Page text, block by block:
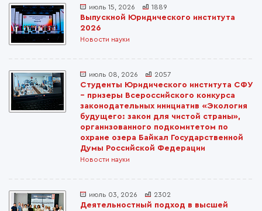
июль 15, 2026 1889
Выпускной Юридического института
2026
Новости науки
июль 08, 2026 2057
Студенты Юридического института СФУ
– призеры Всероссийского конкурса
законодательных инициатив «Экология
будущего: закон для чистой страны»,
организованного подкомитетом по
охране озера Байкал Государственной
Думы Российской Федерации
Новости науки
июль 03, 2026 2302
Деятельностный подход в высшей